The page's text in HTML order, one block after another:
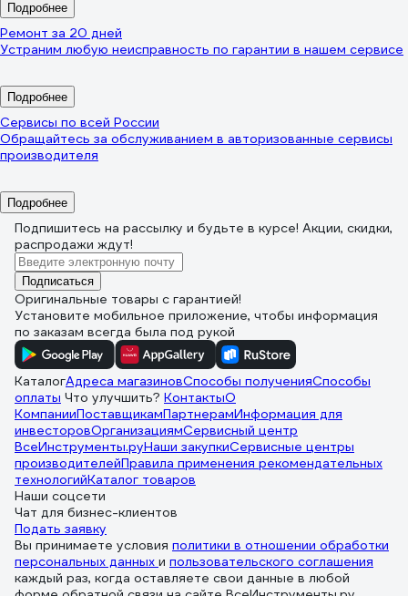
Подробнее
Ремонт за 20 дней
Устраним любую неисправность по гарантии в нашем сервисе
Подробнее
Сервисы по всей России
Обращайтесь за обслуживанием в авторизованные сервисы
производителя
Подробнее
Подпишитесь на рассылку и будьте в курсе! Акции, скидки,
распродажи ждут!
Подписаться
Оригинальные товары с гарантией!
Установите мобильное приложение, чтобы информация
по заказам всегда была под рукой
КаталогАдреса магазиновСпособы полученияСпособы
оплаты Что улучшить? КонтактыО
КомпанииПоставщикамПартнерамИнформация для
инвесторовОрганизациямСервисный центр
ВсеИнструменты.руНаши закупкиСервисные центры
производителейПравила применения рекомендательных
технологийКаталог товаров
Наши соцсети
Чат для бизнес-клиентов
Подать заявку
Вы принимаете условия политики в отношении обработки
персональных данных и пользовательского соглашения
каждый раз, когда оставляете свои данные в любой